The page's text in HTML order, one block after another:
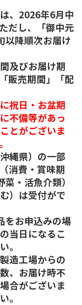
、2026年6月中
だし、「御中元
以降順次お届け
及びお届け期
販売期間」「配
祝日・お盆期
不備等があっ
とがございま
縄県）の一部
消費・賞味期
・活魚介類）
）は受付がで
をお申込みの場
当日になるこ
。
造工場からの
、お届け時不
合がございま
。